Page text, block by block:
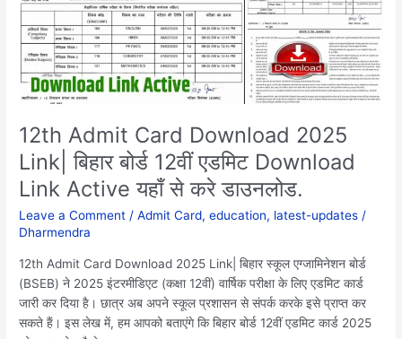
12th Admit Card Download 2025
Link| बिहार बोर्ड 12वीं एडमिट Download
Link Active यहाँ से करे डाउनलोड.
Leave a Comment /Admit Card,education, latest-updates /
Dharmendra
12th Admit Card Download 2025 Link| बिहार स्कूल एग्जामिनेशन बोर्ड
(BSEB) ने 2025 इंटरमीडिएट (कक्षा 12वीं) वार्षिक परीक्षा के लिए एडमिट कार्ड
जारी कर दिया है। छात्र अब अपने स्कूल प्रशासन से संपर्क करके इसे प्राप्त कर
सकते हैं। इस लेख में, हम आपको बताएंगे कि बिहार बोर्ड 12वीं एडमिट कार्ड 2025
Link|
बिहार
बोर्ड
12वीं
एडमिट
Download
Link
Active
यहाँ
से
डाउनलोड.